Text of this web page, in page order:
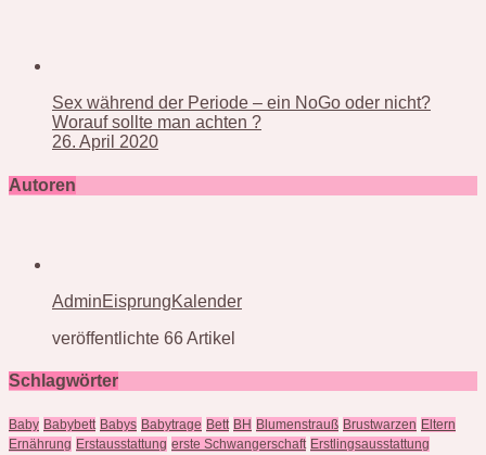
Sex während der Periode – ein NoGo oder nicht?
Worauf sollte man achten ?
26. April 2020
Autoren
AdminEisprungKalender
veröffentlichte 66 Artikel
Schlagwörter
Baby Babybett Babys Babytrage Bett BH Blumenstrauß Brustwarzen Eltern
Ernährung Erstausstattung erste Schwangerschaft Erstlingsausstattung